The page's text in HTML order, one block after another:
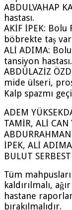
ABDULVAHAP
hastası.
AKİF İPEK: Bolu
böbrekte taş
ALİ ADIMA:
tansiyon hastası.
ABDÜLAZİZ
mide ülseri,
Kalp spazmı
ADEM
TAMİR, ALİ CAN
İPEK, ALİ
BULUT
Tüm
kaldırılmalı,
hastane
bırakılmalıdır.